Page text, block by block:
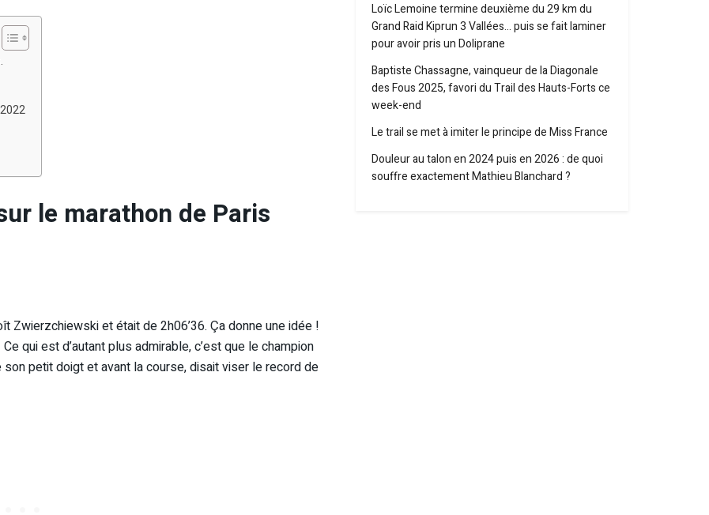
le marathon de Paris
Zwierzchiewski et était de 2h06’36. Ça donne une idée !
qui est d’autant plus admirable, c’est que le champion
son petit doigt et avant la course, disait viser le record de
Loïc Lemoine termine deuxième du 29 km du
Grand Raid Kiprun 3 Vallées… puis se fait laminer
pour avoir pris un Doliprane
Baptiste Chassagne, vainqueur de la Diagonale
des Fous 2025, favori du Trail des Hauts-Forts ce
week-end
Le trail se met à imiter le principe de Miss France
Douleur au talon en 2024 puis en 2026 : de quoi
souffre exactement Mathieu Blanchard ?